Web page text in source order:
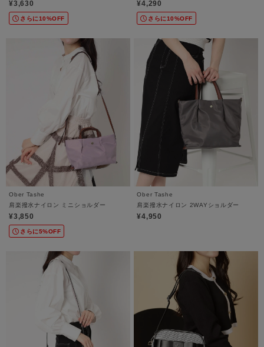
¥3,630
さらに10%OFF
¥4,290
さらに10%OFF
Ober Tashe
肩楽撥水ナイロン ミニショルダー
¥3,850
さらに5%OFF
Ober Tashe
肩楽撥水ナイロン 2WAYショルダー
¥4,950